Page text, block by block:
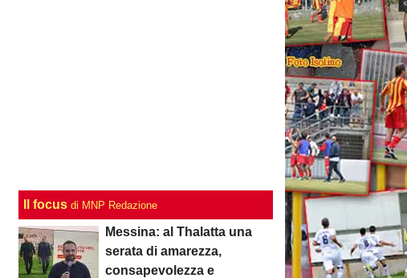
Il focus di MNP Redazione
Messina: al Thalatta una
serata di amarezza,
consapevolezza e